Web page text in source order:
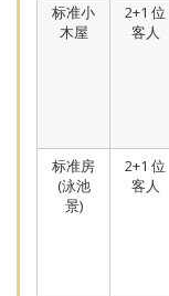
标准小
木屋
2+1 位
客人
标准房
(泳池
景)
2+1 位
客人